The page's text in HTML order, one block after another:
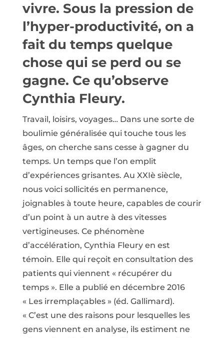
vivre. Sous la pression de
l’hyper-productivité, on a
fait du temps quelque
chose qui se perd ou se
gagne. Ce qu’observe
Cynthia Fleury.
Travail, loisirs, voyages… Dans une sorte de
boulimie généralisée qui touche tous les
âges, on cherche sans cesse à gagner du
temps. Un temps que l’on emplit
d’expériences grisantes. Au XXIè siècle,
nous voici sollicités en permanence,
joignables à toute heure, capables de courir
d’un point à un autre à des vitesses
vertigineuses. Ce phénomène
d’accélération, Cynthia Fleury en est
témoin. Elle qui reçoit en consultation des
patients qui viennent « récupérer du
temps ». Elle a publié en décembre 2016
« Les irremplaçables » (éd. Gallimard).
« C’est une des raisons pour lesquelles les
gens viennent en analyse, ils estiment ne